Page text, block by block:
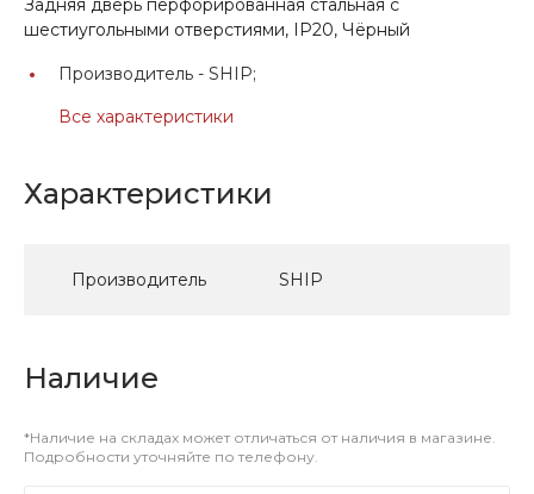
Задняя дверь перфорированная стальная с
шестиугольными отверстиями, IP20, Чёрный
Производитель - SHIP;
Все характеристики
Характеристики
Производитель SHIP
Наличие
*Наличие на складах может отличаться от наличия в магазине.
Подробности уточняйте по телефону.